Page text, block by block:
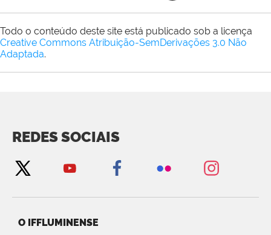
Todo o conteúdo deste site está publicado sob a licença
Creative Commons Atribuição-SemDerivações 3.0 Não
Adaptada.
REDES SOCIAIS
O IFFLUMINENSE